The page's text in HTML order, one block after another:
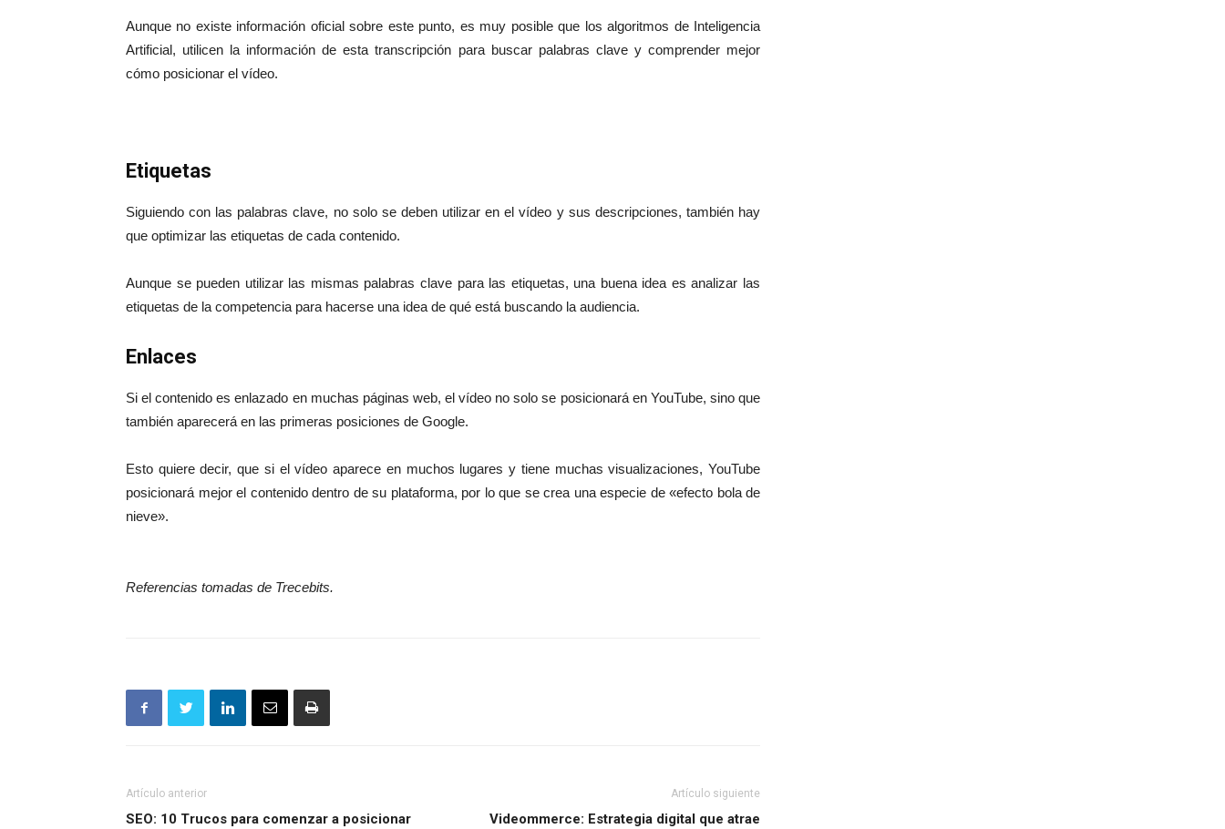
Aunque no existe información oficial sobre este punto, es muy posible que los algoritmos de Inteligencia
Artificial, utilicen la información de esta transcripción para buscar palabras clave y comprender mejor
cómo posicionar el vídeo.
Etiquetas
Siguiendo con las palabras clave, no solo se deben utilizar en el vídeo y sus descripciones, también hay
que optimizar las etiquetas de cada contenido.
Aunque se pueden utilizar las mismas palabras clave para las etiquetas, una buena idea es analizar las
etiquetas de la competencia para hacerse una idea de qué está buscando la audiencia.
Enlaces
Si el contenido es enlazado en muchas páginas web, el vídeo no solo se posicionará en YouTube, sino que
también aparecerá en las primeras posiciones de Google.
Esto quiere decir, que si el vídeo aparece en muchos lugares y tiene muchas visualizaciones, YouTube
posicionará mejor el contenido dentro de su plataforma, por lo que se crea una especie de «efecto bola de
nieve».
Referencias tomadas de Trecebits.
Artículo anterior
SEO: 10 Trucos para comenzar a posicionar
Artículo siguiente
Videommerce: Estrategia digital que atrae